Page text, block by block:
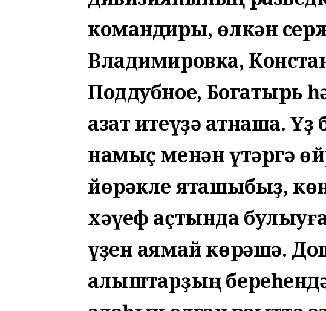
командиры, өлкән
Владимировка,
Поддубное, Богатырь
азат итеүҙә ҡатнаша.
намыҫ менән үтәргә
йөрәкле яҡташыбыҙ,
хәүеф аҫтында булыуға
үҙен аямай көрәшә.
алыштарҙың